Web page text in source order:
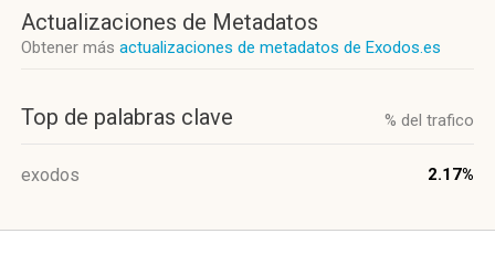
Actualizaciones de Metadatos
Obtener más actualizaciones de metadatos de Exodos.es
Top de palabras clave % del trafico
exodos 2.17%